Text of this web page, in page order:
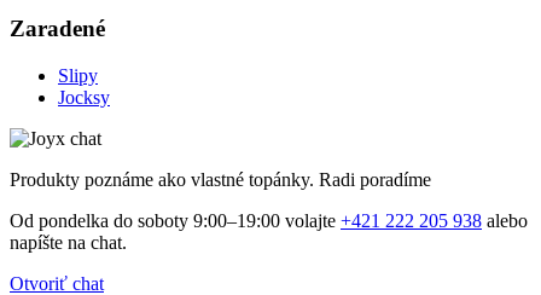
Zaradené
Slipy
Jocksy
Produkty poznáme ako vlastné topánky. Radi poradíme
Od pondelka do soboty 9:00–19:00 volajte +421 222 205 938 alebo
napíšte na chat.
Otvoriť chat